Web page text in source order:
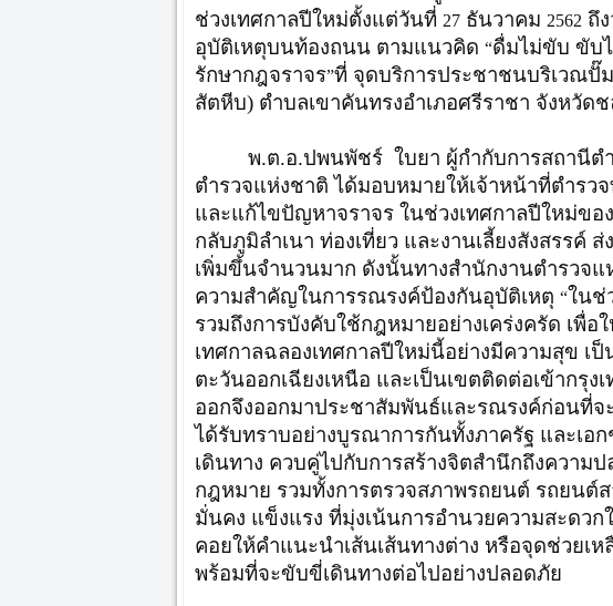
ช่วงเทศกาลปีใหม่ตั้งแต่วันที่ 27ธันวาคม 2562 ถึ
อุบัติเหตุบนท้องถนน ตามแนวคิด “ดื่มไม่ขับ ขับ
รักษากฎจราจร”ที่ จุดบริการประชาชนบริเวณปั๊
สัตหีบ) ตำบลเขาคันทรงอำเภอศรีราชา จังหวัด
พ.ต.อ.ปพนพัชร์ ใบยา ผู้กำกับการสถานีต
ตำรวจแห่งชาติ ได้มอบหมายให้เจ้าหน้าที่ตำร
และแก้ไขปัญหาจราจร ในช่วงเทศกาลปีใหม่ขอ
กลับภูมิลำเนา ท่องเที่ยว และงานเลี้ยงสังสรร
เพิ่มขึ้นจำนวนมาก ดังนั้นทางสำนักงานตำรวจ
ความสำคัญในการรณรงค์ป้องกันอุบัติเหตุ “ในช่
รวมถึงการบังคับใช้กฎหมายอย่างเคร่งครัด เพื่
เทศกาลฉลองเทศกาลปีใหม่นี้อย่างมีความสุข เ
ตะวันออกเฉียงเหนือ และเป็นเขตติดต่อเข้ากรุง
ออกจึงออกมาประชาสัมพันธ์และรณรงค์ก่อนที่จ
ได้รับทราบอย่างบูรณาการกันทั้งภาครัฐ และเอ
เดินทาง ควบคู่ไปกับการสร้างจิตสำนึกถึงความ
กฎหมาย รวมทั้งการตรวจสภาพรถยนต์ รถยนต์
มั่นคง แข็งแรง ที่มุ่งเน้นการอำนวยความสะดว
คอยให้คำแนะนำเส้นเส้นทางต่าง หรือจุดช่วยเ
พร้อมที่จะขับขี่เดินทางต่อไปอย่างปลอดภัย